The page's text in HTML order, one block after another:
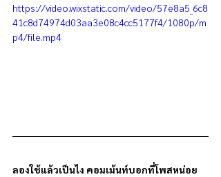
https://video.wixstatic.com/video/57e8a5_6c8
41c8d74974d03aa3e08c4cc5177f4/1080p/m
p4/file.mp4
ลองใช้แล้วเป็นไง คอมเม้นท์บอกที่โพสหน่อย